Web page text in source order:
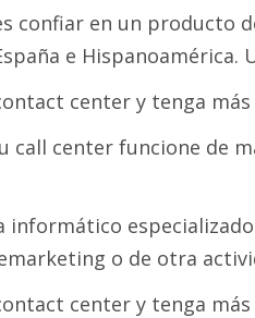
confiar en un producto
e Hispanoamérica.
center y tenga
call center funcione de
informático
o de otra
center y tenga